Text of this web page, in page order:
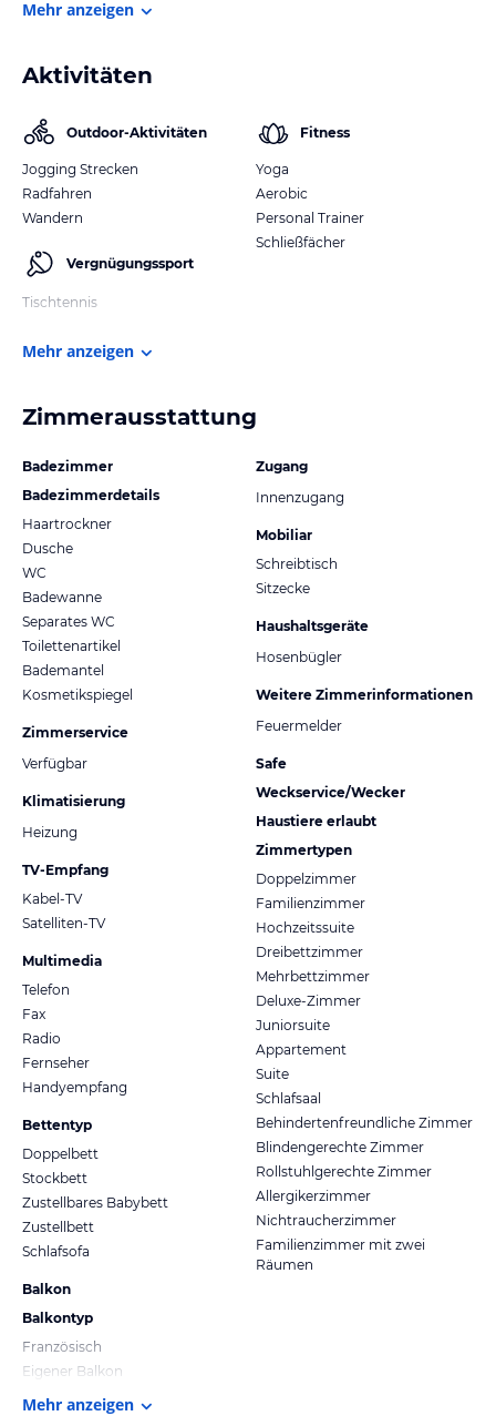
Mehr anzeigen
Aktivitäten
Outdoor-Aktivitäten
Jogging Strecken
Radfahren
Wandern
Vergnügungssport
Tischtennis
Fitness
Yoga
Aerobic
Personal Trainer
Schließfächer
Mehr anzeigen
Zimmerausstattung
Badezimmer
Badezimmerdetails
Haartrockner
Dusche
WC
Badewanne
Separates WC
Toilettenartikel
Bademantel
Kosmetikspiegel
Zimmerservice
Verfügbar
Klimatisierung
Heizung
TV-Empfang
Kabel-TV
Satelliten-TV
Multimedia
Telefon
Fax
Radio
Fernseher
Handyempfang
Bettentyp
Doppelbett
Stockbett
Zustellbares Babybett
Zustellbett
Schlafsofa
Balkon
Balkontyp
Französisch
Eigener Balkon
Zugang
Innenzugang
Mobiliar
Schreibtisch
Sitzecke
Haushaltsgeräte
Hosenbügler
Weitere Zimmerinformationen
Feuermelder
Safe
Weckservice/Wecker
Haustiere erlaubt
Zimmertypen
Doppelzimmer
Familienzimmer
Hochzeitssuite
Dreibettzimmer
Mehrbettzimmer
Deluxe-Zimmer
Juniorsuite
Appartement
Suite
Schlafsaal
Behindertenfreundliche Zimmer
Blindengerechte Zimmer
Rollstuhlgerechte Zimmer
Allergikerzimmer
Nichtraucherzimmer
Familienzimmer mit zwei
Räumen
Mehr anzeigen